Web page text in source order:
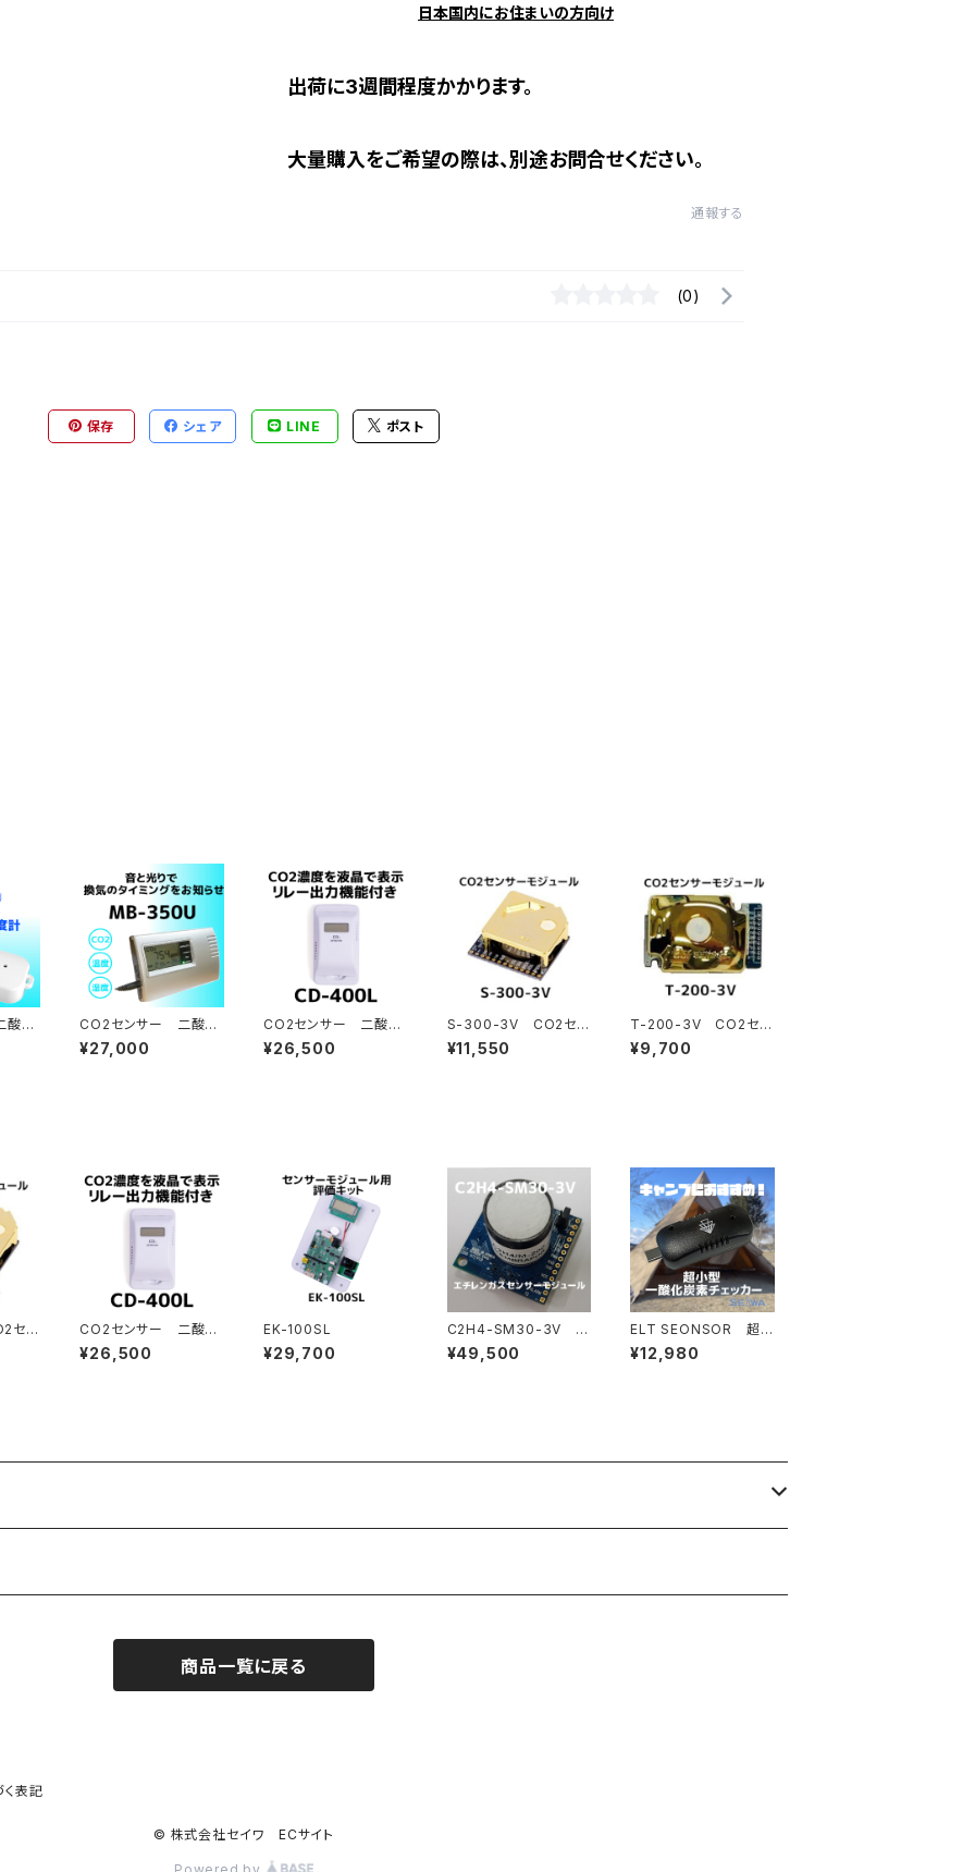
日本国内にお住まいの方向け
出荷に3週間程度かかります。
大量購入をご希望の際は、別途お問合せください。
通報する
(0)
保存 シェア LINE ポスト
酸化
CO2センサー 二酸化
炭素濃度計 MB-350
U
¥27,000
CO2センサー 二酸化
炭素濃度計 CD-400
L
¥26,500
S-300-3V CO2セン
サーモジュール
¥11,550
T-200-3V CO2セン
サーモジュール
¥9,700
セン
CO2センサー 二酸化
炭素濃度計 CD-400
L
¥26,500
EK-100SL
¥29,700
C2H4-SM30-3V エ
チレンガスセンサーモジ
ュール
¥49,500
ELT SEONSOR 超小
型一酸化炭素チェッカ
ー CO-MT200H
¥12,980
商品一覧に戻る
表記
© 株式会社セイワ ECサイト